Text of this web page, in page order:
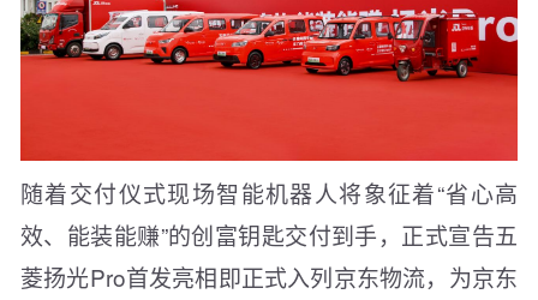
随着交付仪式现场智能机器人将象征着“省心高
效、能装能赚”的创富钥匙交付到手，正式宣告五
菱扬光Pro首发亮相即正式入列京东物流，为京东